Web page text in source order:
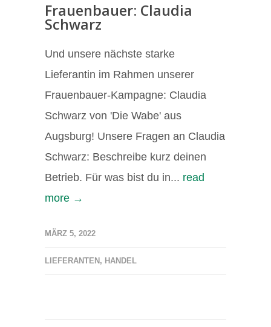
Frauenbauer: Claudia
Schwarz
Und unsere nächste starke
Lieferantin im Rahmen unserer
Frauenbauer-Kampagne: Claudia
Schwarz von 'Die Wabe' aus
Augsburg! Unsere Fragen an Claudia
Schwarz: Beschreibe kurz deinen
Betrieb. Für was bist du in... read
more →
MÄRZ 5, 2022
LIEFERANTEN , HANDEL